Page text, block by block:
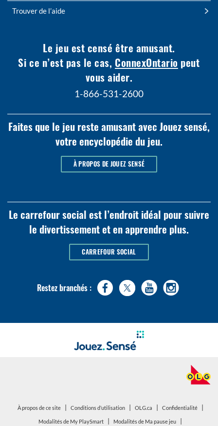
Trouver de l’aide
Le jeu est censé être amusant.
Si ce n’est pas le cas, ConnexOntario peut
vous aider.
1-866-531-2600
Faites que le jeu reste amusant avec Jouez sensé,
votre encyclopédie du jeu.
À PROPOS DE JOUEZ SENSÉ
Le carrefour social est l’endroit idéal pour suivre
le divertissement et en apprendre plus.
CARREFOUR SOCIAL
Restez branchés :
À propos de ce site Conditions d’utilisation OLG.caouvrirConfidentialitéouvrir
Modalités de My PlaySmartouvrirModalités de Ma pause jeuouvrir